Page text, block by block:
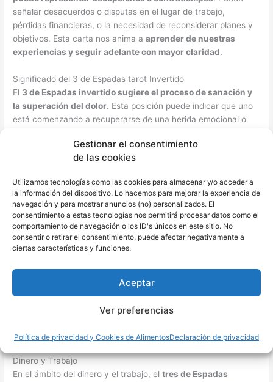
Gestionar el consentimiento
de las cookies
Utilizamos tecnologías como las cookies para almacenar y/o acceder a
la información del dispositivo. Lo hacemos para mejorar la experiencia de
navegación y para mostrar anuncios (no) personalizados. El
consentimiento a estas tecnologías nos permitirá procesar datos como el
comportamiento de navegación o los ID's únicos en este sitio. No
consentir o retirar el consentimiento, puede afectar negativamente a
ciertas características y funciones.
Aceptar
Ver preferencias
Política de privacidad y Cookies de AlimentosDeclaración de privacidad
señalar desacuerdos o disputas en el lugar de trabajo,
pérdidas financieras, o la necesidad de reconsiderar planes y
objetivos. Esta carta nos anima aaprender de nuestras
experiencias y seguir adelante con mayor claridad.
Significado del 3 de Espadas tarot Invertido
El 3 de Espadas invertido sugiere el proceso de sanación y
la superación del dolor. Esta posición puede indicar que uno
está comenzando a recuperarse de una herida emocional o
con una nueva perspectiva.
En el amor, eltres de Espadas tarot invertido puede señalar
la resolución de conflictos
o el comienzo de un proceso de
curación después de una ruptura o desamor. Puede indicar
que se está aprendiendo a dejar ir el dolor y abrirse a nuevas
posibilidades en el amor.
3 de Espadas tarot en Posición Invertida para la Salud
En términos de salud, esta carta invertida sugiere una
en el bienestar emocional
salud física. Puede indicar una disminución del estrés o
curación.
Dinero y Trabajo
En el ámbito del dinero y el trabajo, eltres de Espadas